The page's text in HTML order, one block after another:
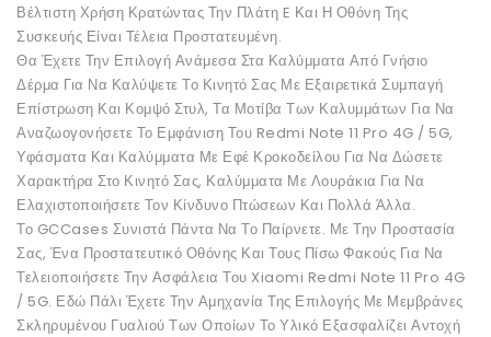
Βέλτιστη Χρήση Κρατώντας Την Πλάτη E Και Η Οθόνη Της
Συσκευής Είναι Τέλεια Προστατευμένη.
Θα Έχετε Την Επιλογή Ανάμεσα Στα Καλύμματα Από Γνήσιο
Δέρμα Για Να Καλύψετε Το Κινητό Σας Με Εξαιρετικά Συμπαγή
Επίστρωση Και Κομψό Στυλ, Τα Μοτίβα Των Καλυμμάτων Για Να
Αναζωογονήσετε Το Εμφάνιση Του Redmi Note 11 Pro 4G / 5G,
Υφάσματα Και Καλύμματα Με Εφέ Κροκοδείλου Για Να Δώσετε
Χαρακτήρα Στο Κινητό Σας, Καλύμματα Με Λουράκια Για Να
Ελαχιστοποιήσετε Τον Κίνδυνο Πτώσεων Και Πολλά Άλλα.
Το GCCases Συνιστά Πάντα Να Το Παίρνετε. Με Την Προστασία
Σας, Ένα Προστατευτικό Οθόνης Και Τους Πίσω Φακούς Για Να
Τελειοποιήσετε Την Ασφάλεια Του Xiaomi Redmi Note 11 Pro 4G
/ 5G. Εδώ Πάλι Έχετε Την Αμηχανία Της Επιλογής Με Μεμβράνες
Σκληρυμένου Γυαλιού Των Οποίων Το Υλικό Εξασφαλίζει Αντοχή